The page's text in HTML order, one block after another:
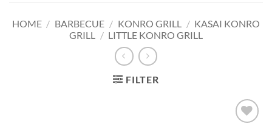
HOME / BARBECUE / KONRO GRILL / KASAI KONRO
GRILL / LITTLE KONRO GRILL
FILTER